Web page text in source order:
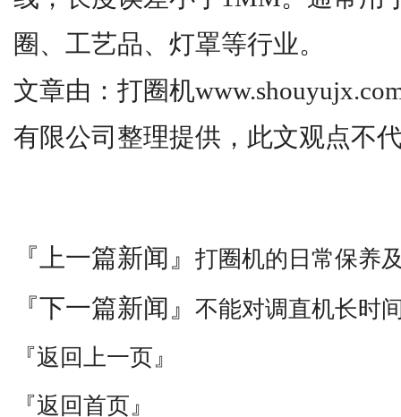
圈、工艺品、灯罩等行业。
文章由：打圈机
有限公司整理提供，此文观点不
『上一篇新闻』 打圈机的日常保养
『下一篇新闻』 不能对调直机长时
『返回上一页』
『返回首页』